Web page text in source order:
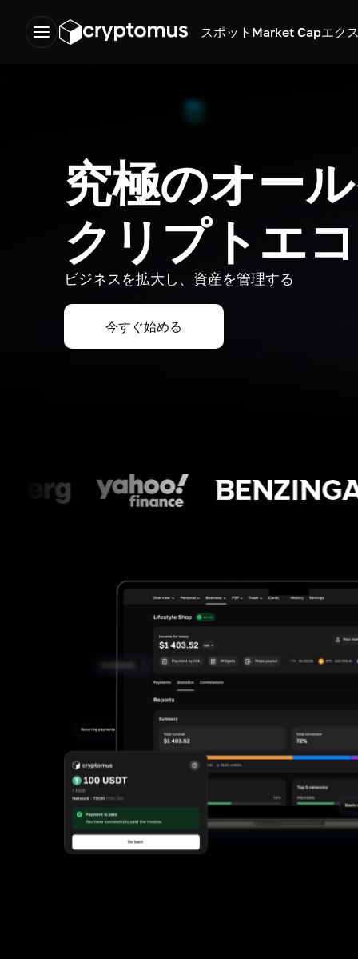
スポット Market Capエク
究極のオー
クリプトエ
ビジネスを拡大し、資産を管理する
今すぐ始める